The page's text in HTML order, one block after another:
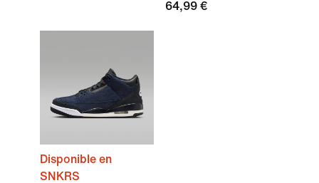
64,99 €
Disponible en
SNKRS